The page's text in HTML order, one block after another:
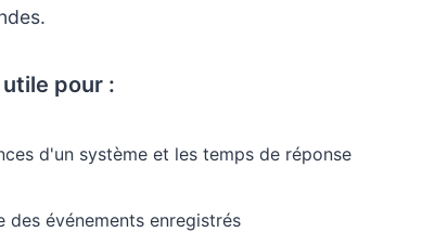
pour :
d'un système et les temps de réponse
des événements enregistrés